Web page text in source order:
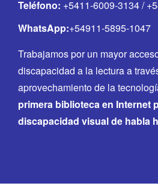
Teléfono: +5411-6009-3134 /
WhatsApp:+54911-5895-1047
Trabajamos por un mayor
discapacidad a la lectura a
aprovechamiento de la
primera biblioteca en Internet
discapacidad visual de habla